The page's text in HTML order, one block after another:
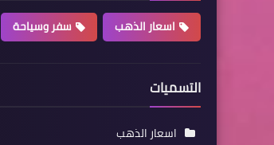
اسعار الذهب سفر وسياحة
التسميات
اسعار الذهب